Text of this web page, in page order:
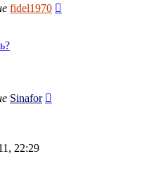
fidel1970
Sinafor
22:29